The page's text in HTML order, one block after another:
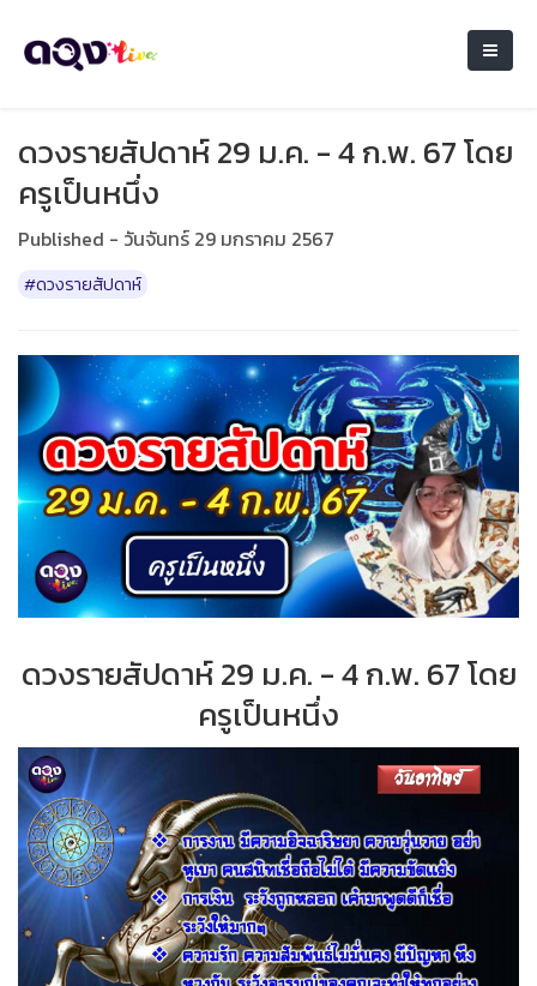
ดวงรายสัปดาห์ 29 ม.ค. - 4 ก.พ. 67 โดย
ครูเป็นหนึ่ง
Published - วันจันทร์ 29 มกราคม 2567
#ดวงรายสัปดาห์
ดวงรายสัปดาห์ 29 ม.ค. - 4 ก.พ. 67 โดย
ครูเป็นหนึ่ง